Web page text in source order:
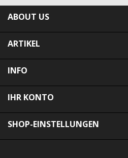
ABOUT US
ARTIKEL
INFO
IHR KONTO
SHOP-EINSTELLUNGEN